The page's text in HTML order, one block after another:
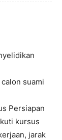
suami
Persiapan
kursus
jarak